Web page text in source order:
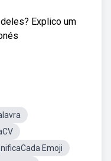
Explico um
Emoji